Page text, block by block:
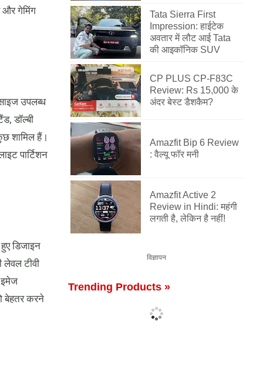
और गेमिंग
उपलब्ध
डॉल्बी
शामिल हैं।
पार्टिशन
डिजाइन
लेवल टीवी
इमेज
बेहतर करने
Tata Sierra First
Impression: हाईटेक
अवतार में लौट आई Tata
की आइकॉनिक SUV
CP PLUS CP-F83C
Review: Rs 15,000 के
अंदर बेस्ट डैशकैम?
Amazfit Bip 6 Review
: वैल्यू फॉर मनी
Amazfit Active 2
Review in Hindi: महंगी
लगती है, लेकिन है नहीं!
विज्ञापन
Trending Products »